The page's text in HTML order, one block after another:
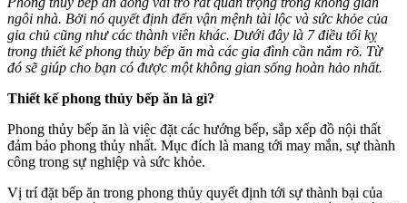
ngôi nhà. Bởi nó quyết định đến vận mệnh tài lộc và sức khỏe của
gia chủ cũng như các thành viên khác. Dưới đây là 7 điều tối kỵ
trong thiết kế phong thủy bếp ăn mà các gia đình cần nắm rõ. Từ
đó sẽ giúp cho bạn có được một không gian sống hoàn hảo nhất.
Thiết kế phong thủy bếp ăn là gì?
Phong thủy bếp ăn là việc đặt các hướng bếp, sắp xếp đồ nội thất
đảm bảo phong thủy nhất. Mục đích là mang tới may mắn, sự thành
công trong sự nghiệp và sức khỏe.
Vị trí đặt bếp ăn trong phong thủy quyết định tới sự thành bại của